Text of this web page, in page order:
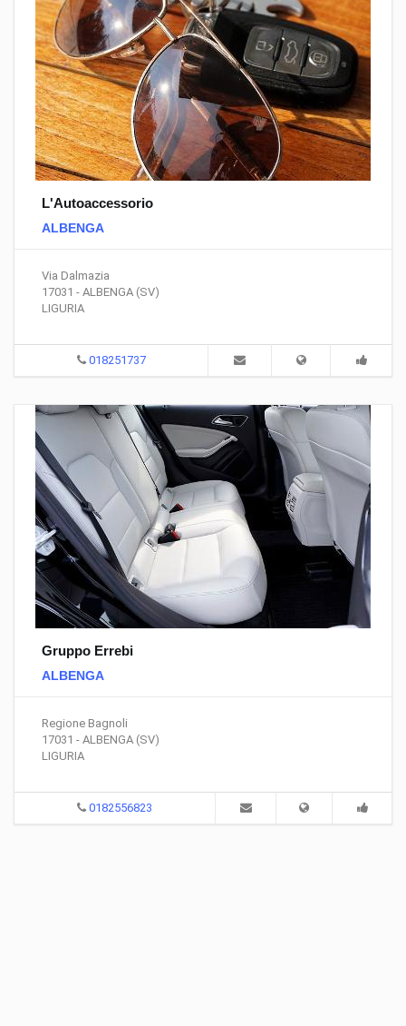
L'Autoaccessorio
ALBENGA
Via Dalmazia
17031 - ALBENGA (SV)
LIGURIA
018251737
Gruppo Errebi
ALBENGA
Regione Bagnoli
17031 - ALBENGA (SV)
LIGURIA
0182556823